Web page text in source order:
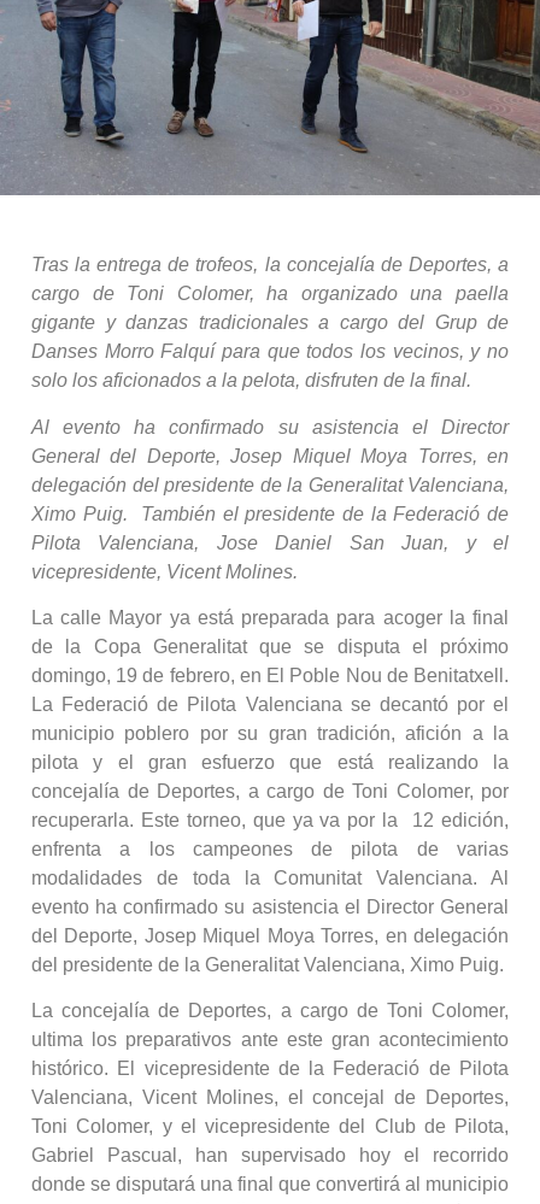
Tras la entrega de trofeos, la concejalía de Deportes, a
cargo de Toni Colomer, ha organizado una paella
gigante y danzas tradicionales a cargo del Grup de
Danses Morro Falquí para que todos los vecinos, y no
solo los aficionados a la pelota, disfruten de la final.
Al evento ha confirmado su asistencia el Director
General del Deporte, Josep Miquel Moya Torres, en
delegación del presidente de la Generalitat Valenciana,
Ximo Puig. También el presidente de la Federació de
Pilota Valenciana, Jose Daniel San Juan, y el
vicepresidente, Vicent Molines.
La calle Mayor ya está preparada para acoger la final
de la Copa Generalitat que se disputa el próximo
domingo, 19 de febrero, en El Poble Nou de Benitatxell.
La Federació de Pilota Valenciana se decantó por el
municipio poblero por su gran tradición, afición a la
pilota y el gran esfuerzo que está realizando la
concejalía de Deportes, a cargo de Toni Colomer, por
recuperarla. Este torneo, que ya va por la 12 edición,
enfrenta a los campeones de pilota de varias
modalidades de toda la Comunitat Valenciana. Al
evento ha confirmado su asistencia el Director General
del Deporte, Josep Miquel Moya Torres, en delegación
del presidente de la Generalitat Valenciana, Ximo Puig.
La concejalía de Deportes, a cargo de Toni Colomer,
ultima los preparativos ante este gran acontecimiento
histórico. El vicepresidente de la Federació de Pilota
Valenciana, Vicent Molines, el concejal de Deportes,
Toni Colomer, y el vicepresidente del Club de Pilota,
Gabriel Pascual, han supervisado hoy el recorrido
donde se disputará una final que convertirá al municipio